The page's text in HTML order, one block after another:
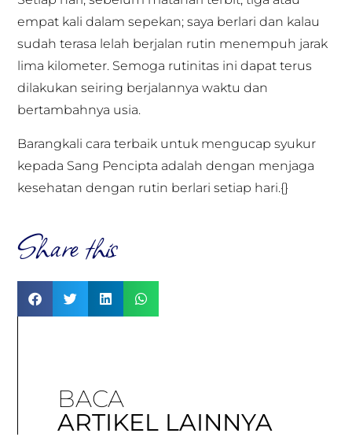
empat kali dalam sepekan; saya berlari dan kalau
sudah terasa lelah berjalan rutin menempuh jarak
lima kilometer. Semoga rutinitas ini dapat terus
dilakukan seiring berjalannya waktu dan
bertambahnya usia.
Barangkali cara terbaik untuk mengucap syukur
kepada Sang Pencipta adalah dengan menjaga
kesehatan dengan rutin berlari setiap hari.{}
Share this
BACA
ARTIKEL LAINNYA